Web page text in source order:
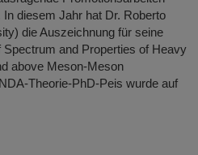
diesem Jahr hat Dr. Roberto
die Auszeichnung für seine
Spectrum and Properties of Heavy
above Meson-Meson
Theorie-PhD-Peis wurde auf